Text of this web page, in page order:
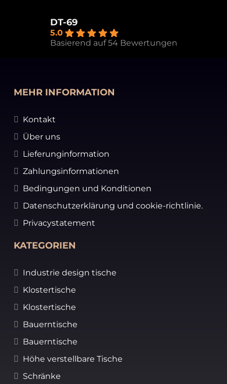
DT-69
5.0
Basierend auf 54 Bewertungen
MEHR INFORMATION
Kontakt
Über uns
Lieferunginformation
Zahlungsinformationen
Bedingungen und Konditionen
Datenschutzerklärung und cookie-richtlinie.
Privacystatement
KATEGORIEN
Industrie design tische
Klostertische
Klostertische
Bauerntische
Bauerntische
Höhe verstellbare Tische
Schränke